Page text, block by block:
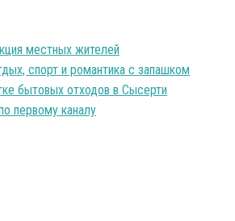
местных жителей
спорт и романтика с запашком
бытовых отходов в Сысерти
первому каналу